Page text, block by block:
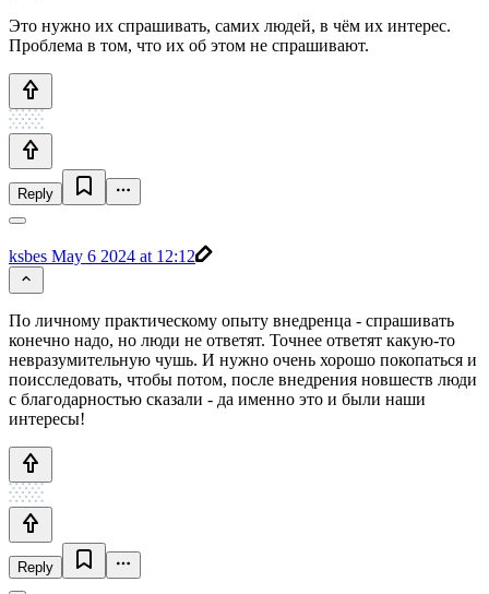
Это нужно их спрашивать, самих людей, в чём их интерес.
Проблема в том, что их об этом не спрашивают.
Reply
ksbes May 6 2024 at 12:12
По личному практическому опыту внедренца - спрашивать
конечно надо, но люди не ответят. Точнее ответят какую-то
невразумительную чушь. И нужно очень хорошо покопаться и
поисследовать, чтобы потом, после внедрения новшеств люди
с благодарностью сказали - да именно это и были наши
интересы!
Reply